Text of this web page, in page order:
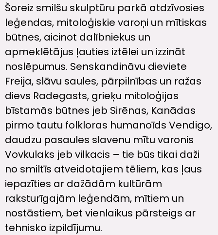
Šoreiz smilšu skulptūru parkā atdzīvosies
leģendas, mitoloģiskie varoņi un mītiskas
būtnes, aicinot dalībniekus un
apmeklētājus ļauties iztēlei un izzināt
noslēpumus. Senskandināvu dieviete
Freija, slāvu saules, pārpilnības un ražas
dievs Radegasts, grieķu mitoloģijas
bīstamās būtnes jeb Sirēnas, Kanādas
pirmo tautu folkloras humanoīds Vendigo,
daudzu pasaules slavenu mītu varonis
Vovkulaks jeb vilkacis – tie būs tikai daži
no smiltīs atveidotajiem tēliem, kas ļaus
iepazīties ar dažādām kultūrām
raksturīgajām leģendām, mītiem un
nostāstiem, bet vienlaikus pārsteigs ar
tehnisko izpildījumu.